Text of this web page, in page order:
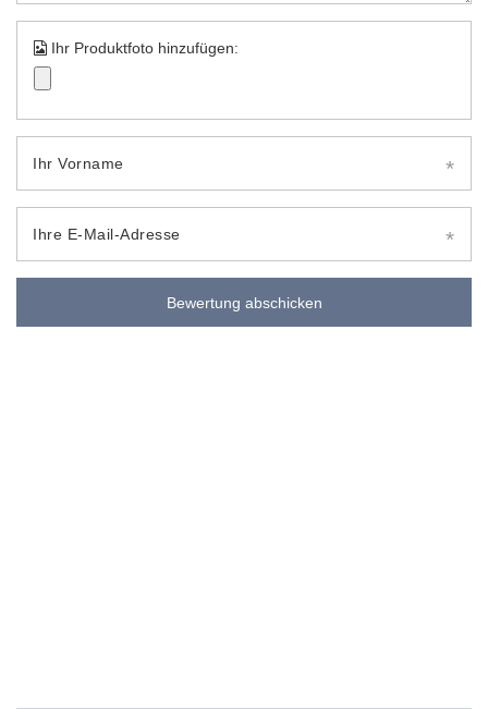
Ihr Produktfoto hinzufügen:
Ihr Vorname
Ihre E-Mail-Adresse
Bewertung abschicken